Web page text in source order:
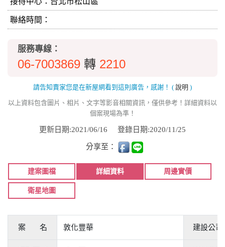
聯絡時間：
服務專線：
06-7003869 轉 2210
請告知賣家您是在新屋網看到這則廣告，感謝！ ( 說明 )
以上資料包含圖片、相片、文字等影音相關資訊，僅供參考！詳細資料以
個案現場為準！
更新日期:2021/06/16 登錄日期:2020/11/25
分享至：
建案圖檔 詳細資料 周邊實價
衛星地圖
案 名 敦化豐華 建設公司